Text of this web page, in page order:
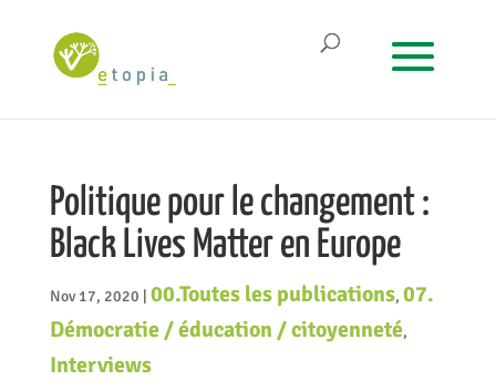
Politique pour le changement :
Black Lives Matter en Europe
Nov 17, 2020 00.Toutes les publications, 07.
Démocratie / éducation / citoyenneté,
Interviews